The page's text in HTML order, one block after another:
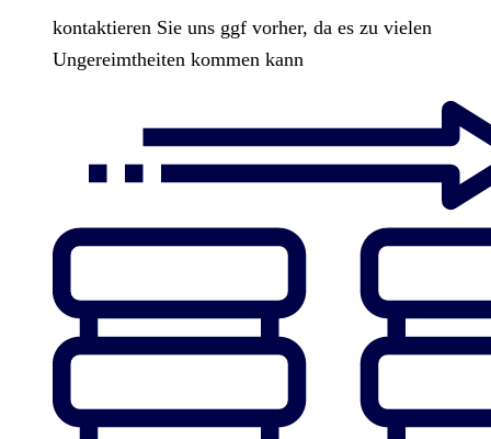
kontaktieren Sie uns ggf vorher, da es zu vielen
Ungereimtheiten kommen kann